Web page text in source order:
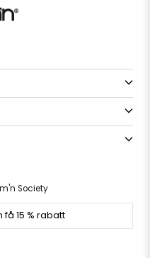
Society
15 % rabatt